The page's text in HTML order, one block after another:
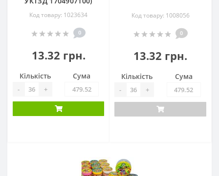
Код товару: 1023634
0
13.32 грн.
Кількість
- +
Сума
Код товару: 1008056
0
13.32 грн.
Кількість
- +
Сума